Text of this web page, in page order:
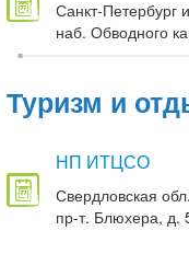
Санкт-Петербург
наб. Обводного
Туризм и
НП ИТЦСО
Свердловская
пр-т. Блюхера, д.